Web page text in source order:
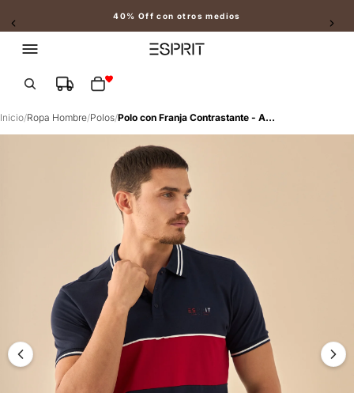
40% Off con otros medios
Slide 2 of 2
Inicio/Ropa Hombre/Polos/ Polo con Franja Contrastante - Azul